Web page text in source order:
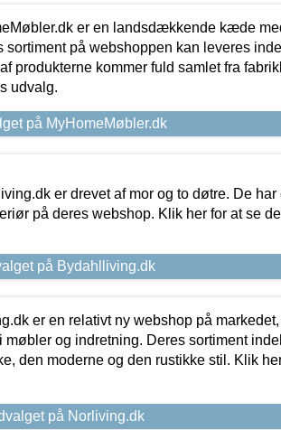
er en landsdækkende kæde
sortiment på webshoppen kan leveres
produkterne kommer fuld samlet fra
udvalg.
på MyHomeMøbler.dk
er drevet af mor og to døtre. De har
på deres webshop. Klik her for at se
på Bydahlliving.dk
er en relativt ny webshop på
møbler og indretning. Deres sortiment
den moderne og den rustikke stil. Klik
på Norliving.dk